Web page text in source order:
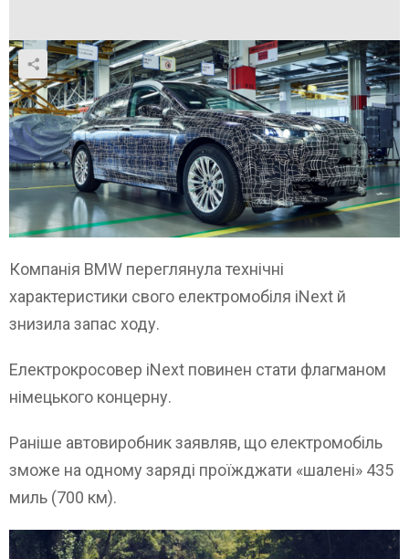
Компанія BMW переглянула технічні
характеристики свого електромобіля iNext й
знизила запас ходу.
Електрокросовер iNext повинен стати флагманом
німецького концерну.
Раніше автовиробник заявляв, що електромобіль
зможе на одному заряді проїжджати «шалені» 435
миль (700 км).